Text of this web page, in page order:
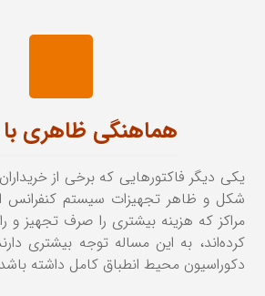
هماهنگی ظاهری
یکی دیگر فاکتورهایی که برخی از
شکل و ظاهر تجهیزات سیستم کنفرانس
مراکز که هزینه بیشتری را صرف تجهیز و
کرده‌اند، به این مساله توجه بیشتری
دکوراسیون محیط انطباق کامل داشته